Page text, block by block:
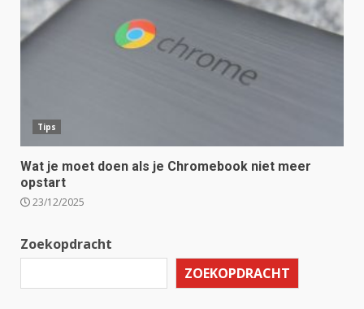
Tips
Wat je moet doen als je Chromebook niet meer
opstart
23/12/2025
Zoekopdracht
ZOEKOPDRACHT